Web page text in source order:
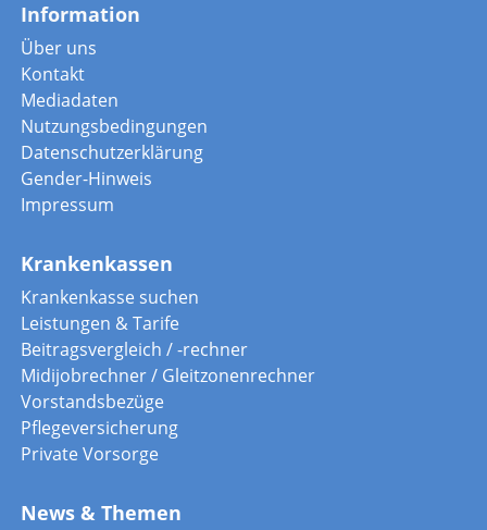
Information
Über uns
Kontakt
Mediadaten
Nutzungsbedingungen
Datenschutzerklärung
Gender-Hinweis
Impressum
Krankenkassen
Krankenkasse suchen
Leistungen & Tarife
Beitragsvergleich / -rechner
Midijobrechner / Gleitzonenrechner
Vorstandsbezüge
Pflegeversicherung
Private Vorsorge
News & Themen